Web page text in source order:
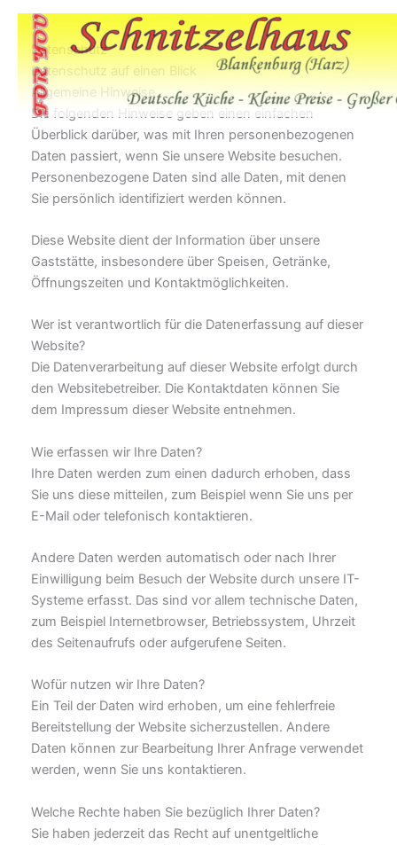
Zum
Inhalt
springenDatenschutz
Datenschutz auf einen Blick
Allgemeine Hinweise
Die folgenden Hinweise geben einen einfachen
Überblick darüber, was mit Ihren personenbezogenen
Daten passiert, wenn Sie unsere Website besuchen.
Personenbezogene Daten sind alle Daten, mit denen
Sie persönlich identifiziert werden können.
Diese Website dient der Information über unsere
Gaststätte, insbesondere über Speisen, Getränke,
Öffnungszeiten und Kontaktmöglichkeiten.
Wer ist verantwortlich für die Datenerfassung auf dieser
Website?
Die Datenverarbeitung auf dieser Website erfolgt durch
den Websitebetreiber. Die Kontaktdaten können Sie
dem Impressum dieser Website entnehmen.
Wie erfassen wir Ihre Daten?
Ihre Daten werden zum einen dadurch erhoben, dass
Sie uns diese mitteilen, zum Beispiel wenn Sie uns per
E-Mail oder telefonisch kontaktieren.
Andere Daten werden automatisch oder nach Ihrer
Einwilligung beim Besuch der Website durch unsere IT-
Systeme erfasst. Das sind vor allem technische Daten,
zum Beispiel Internetbrowser, Betriebssystem, Uhrzeit
des Seitenaufrufs oder aufgerufene Seiten.
Wofür nutzen wir Ihre Daten?
Ein Teil der Daten wird erhoben, um eine fehlerfreie
Bereitstellung der Website sicherzustellen. Andere
Daten können zur Bearbeitung Ihrer Anfrage verwendet
werden, wenn Sie uns kontaktieren.
Welche Rechte haben Sie bezüglich Ihrer Daten?
Sie haben jederzeit das Recht auf unentgeltliche